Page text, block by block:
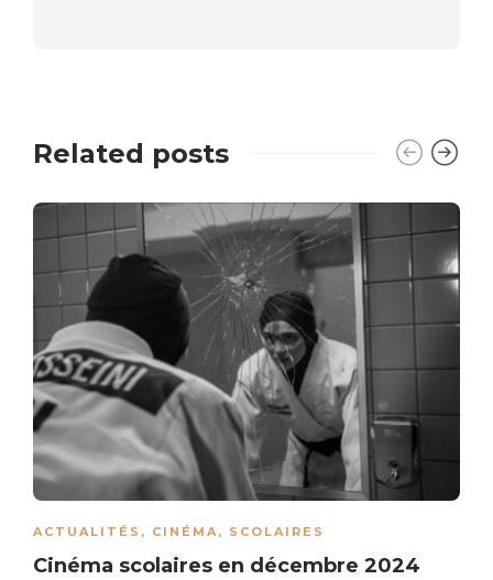
Related posts
ACTUALITÉS , CINÉMA, SCOLAIRES
Cinéma scolaires en décembre 2024